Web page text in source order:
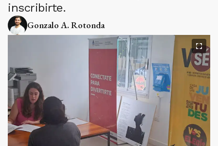
inscribirte.
Gonzalo A. Rotonda